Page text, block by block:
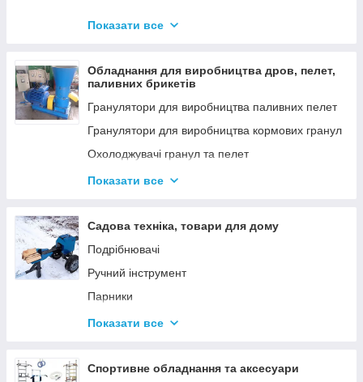
Котли електричні
Газові котли
Аксесуари для твердопаливних котлів
Показати все
Обладнання для виробництва дров, пелет,
паливних брикетів
Гранулятори для виробництва паливних пелет
Гранулятори для виробництва кормових гранул
Охолоджувачі гранул та пелет
Подрібнювачі
Дровоколи
Показати все
Садова техніка, товари для дому
Подрібнювачі
Ручний інструмент
Парники
Термоси
Показати все
Спортивне обладнання та аксесуари